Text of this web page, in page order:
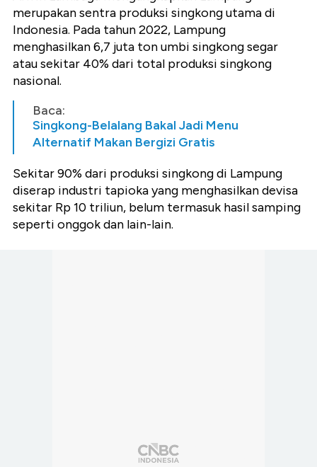
merupakan sentra produksi singkong utama di
Indonesia. Pada tahun 2022, Lampung
menghasilkan 6,7 juta ton umbi singkong segar
atau sekitar 40% dari total produksi singkong
nasional.
Baca:
Singkong-Belalang Bakal Jadi Menu
Alternatif Makan Bergizi Gratis
Sekitar 90% dari produksi singkong di Lampung
diserap industri tapioka yang menghasilkan devisa
sekitar Rp 10 triliun, belum termasuk hasil samping
seperti onggok dan lain-lain.